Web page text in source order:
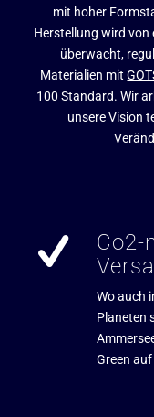
mit hoher
Herstellung wird von
überwacht,
Materialien mit
100 Standard. Wir
unsere Vision
Co2-
Wo auch
Planeten
Green auf